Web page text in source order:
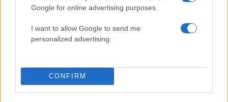
Google for online advertising purposes.
I want to allow Google to send me
personalized advertising.
CONFIRM
Media
Share: